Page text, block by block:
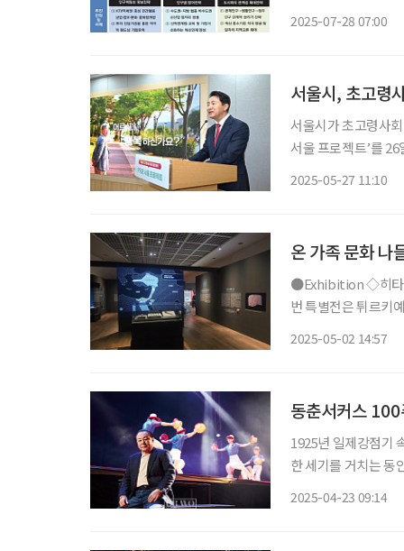
2025-07-28 07:00
서울시, 초고령
서울시가 초고령사
서울 프로젝트’를
2025-05-27 11:10
온 가족 문화
●Exhibition ◇히타이트 : 오리엔트 최강의 제국 일정 6월 8일까지 장소 한성백제박물관 이
번 특별전은 튀르키
2025-05-02 14:57
동춘서커스
1925년 일제강점기
한 세기를 거치는 동
2025-04-23 09:14